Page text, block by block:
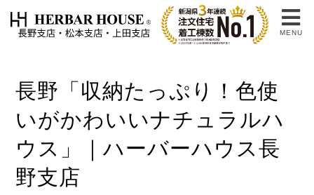
MENU
長野「収納たっぷり！色使
いがかわいいナチュラルハ
ウス」｜ハーバーハウス長
野支店